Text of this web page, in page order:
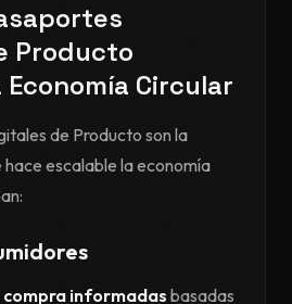
Producto
Circular
de Producto son la
escalable la economía
compra informadas basadas